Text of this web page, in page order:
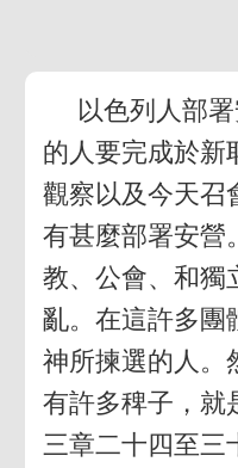
以色列人部
的人要完成於新
觀察以及今天召
有甚麼部署安營
教、公會、和獨
亂。在這許多團
神所揀選的人。
有許多稗子，就
三章二十四至三